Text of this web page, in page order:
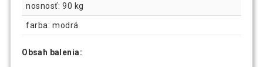
nosnosť: 90 kg
farba: modrá
Obsah balenia: